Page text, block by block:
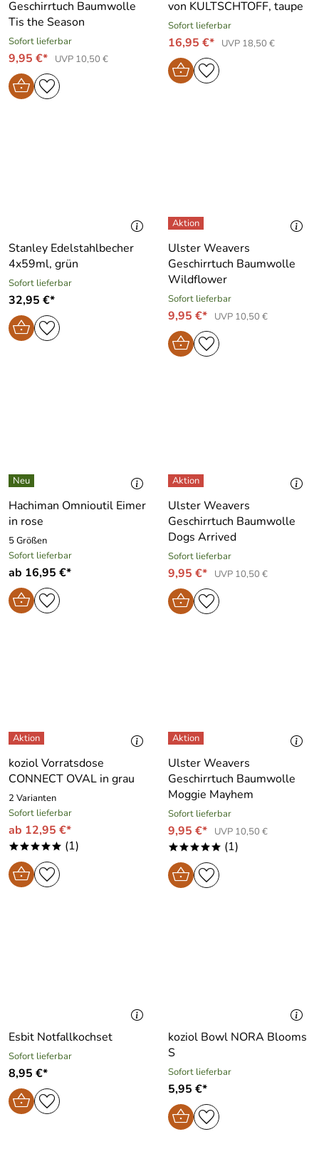
Geschirrtuch Baumwolle
Tis the Season
Sofort lieferbar
9,95 €* UVP 10,50 €
von KULTSCHTOFF, taupe
Sofort lieferbar
16,95 €* UVP 18,50 €
Stanley Edelstahlbecher
4x59ml, grün
Sofort lieferbar
32,95 €*
Ulster Weavers
Geschirrtuch Baumwolle
Wildflower
Sofort lieferbar
9,95 €* UVP 10,50 €
Hachiman Omnioutil Eimer
in rose
5 Größen
Sofort lieferbar
ab 16,95 €*
Ulster Weavers
Geschirrtuch Baumwolle
Dogs Arrived
Sofort lieferbar
9,95 €* UVP 10,50 €
koziol Vorratsdose
CONNECT OVAL in grau
2 Varianten
Sofort lieferbar
ab 12,95 €*
***** (1)
Ulster Weavers
Geschirrtuch Baumwolle
Moggie Mayhem
Sofort lieferbar
9,95 €* UVP 10,50 €
***** (1)
Esbit Notfallkochset
Sofort lieferbar
8,95 €*
koziol Bowl NORA Blooms
S
Sofort lieferbar
5,95 €*